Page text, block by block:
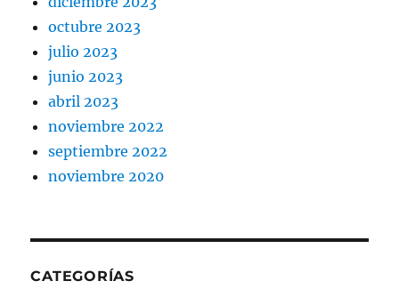
octubre 2023
julio 2023
junio 2023
abril 2023
noviembre 2022
septiembre 2022
noviembre 2020
CATEGORÍAS